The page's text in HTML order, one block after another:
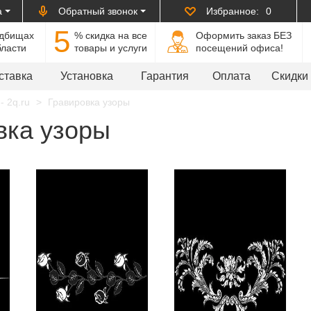
Обратный звонок Избранное: 0
5 % cкидка на все
товары и услуги
Оформить заказ БЕЗ
посещений офиса!
Установка Гарантия Оплата Скидки
2q.ru Гравировка узоры
узоры